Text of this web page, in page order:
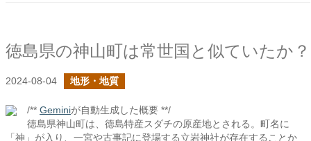
徳島県の神山町は常世国と似ていたか？
2024-08-04 地形・地質
/** Geminiが自動生成した概要 **/
徳島県神山町は、徳島特産スダチの原産地とされる。町名に
「神」が入り、一宮や古事記に登場する立岩神社が存在することか